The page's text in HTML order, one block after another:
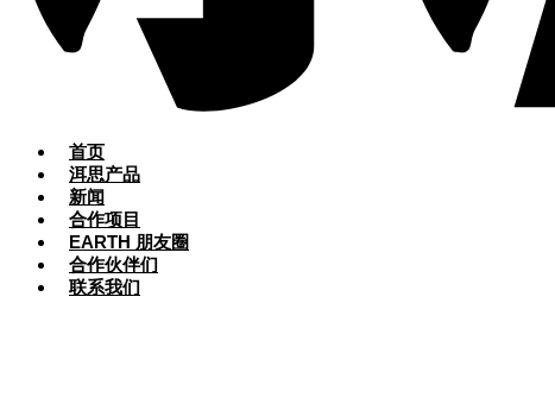
首页
洱思产品
新闻
合作项目
EARTH 朋友圈
合作伙伴们
联系我们